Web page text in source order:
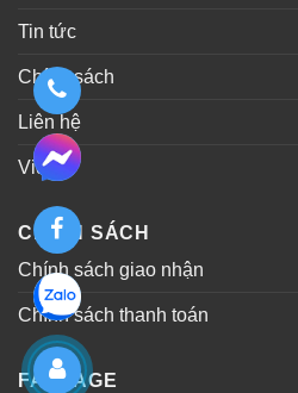
Tin tức
Chính sách
Liên hệ
Video
CHÍNH SÁCH
Chính sách giao nhận
Chính sách thanh toán
FANPAGE